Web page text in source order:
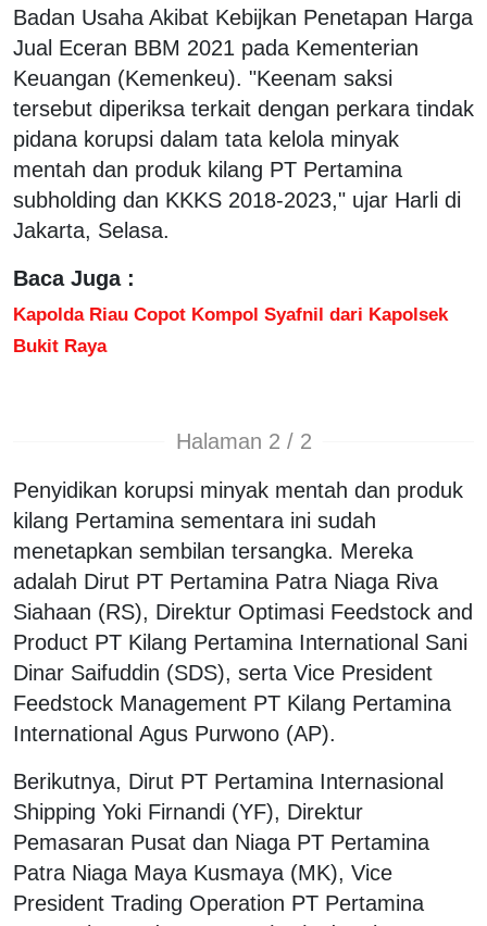
Badan Usaha Akibat Kebijkan Penetapan Harga
Jual Eceran BBM 2021 pada Kementerian
Keuangan (Kemenkeu). "Keenam saksi
tersebut diperiksa terkait dengan perkara tindak
pidana korupsi dalam tata kelola minyak
mentah dan produk kilang PT Pertamina
subholding dan KKKS 2018-2023," ujar Harli di
Jakarta, Selasa.
Baca Juga :
Kapolda Riau Copot Kompol Syafnil dari Kapolsek
Bukit Raya
Halaman 2 / 2
Penyidikan korupsi minyak mentah dan produk
kilang Pertamina sementara ini sudah
menetapkan sembilan tersangka. Mereka
adalah Dirut PT Pertamina Patra Niaga Riva
Siahaan (RS), Direktur Optimasi Feedstock and
Product PT Kilang Pertamina International Sani
Dinar Saifuddin (SDS), serta Vice President
Feedstock Management PT Kilang Pertamina
International Agus Purwono (AP).
Berikutnya, Dirut PT Pertamina Internasional
Shipping Yoki Firnandi (YF), Direktur
Pemasaran Pusat dan Niaga PT Pertamina
Patra Niaga Maya Kusmaya (MK), Vice
President Trading Operation PT Pertamina